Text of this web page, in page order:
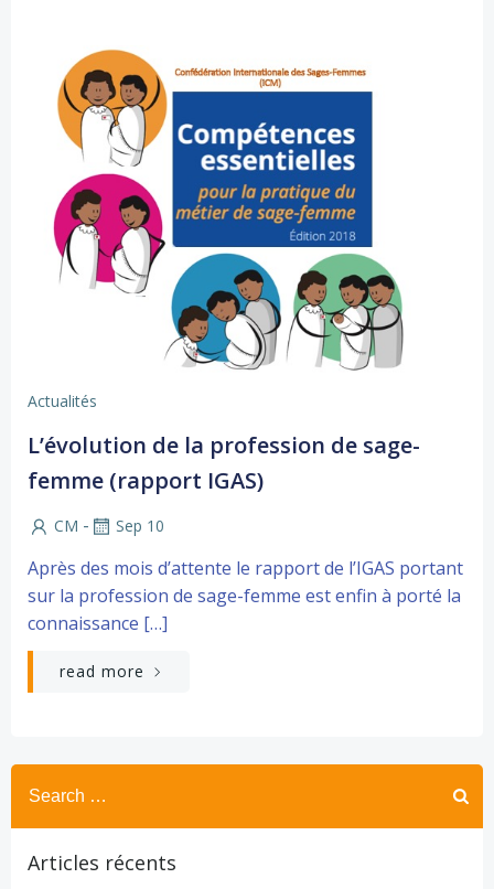
Actualités
L’évolution de la profession de sage-
femme (rapport IGAS)
CM - Sep 10
Après des mois d’attente le rapport de l’IGAS portant
sur la profession de sage-femme est enfin à porté la
connaissance […]
read more
Search
for:
Articles récents